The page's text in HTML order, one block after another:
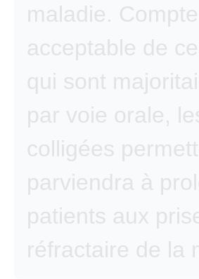
maladie.
acceptable de
qui sont
par voie orale,
colligées
parviendra à
patients aux
réfractaire de la